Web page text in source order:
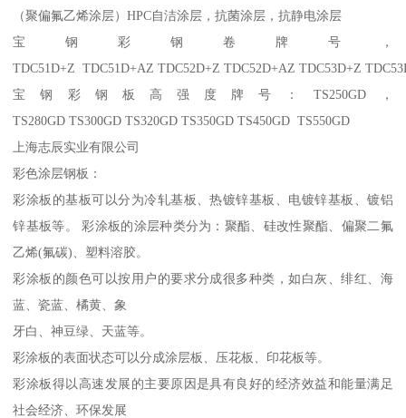
（聚偏氟乙烯涂层）HPC自洁涂层，抗菌涂层，抗静电涂层
宝钢彩钢卷牌号，
TDC51D+Z TDC51D+AZ TDC52D+Z TDC52D+AZ TDC53D+Z
宝钢彩钢板高强度牌号：TS250GD，
TS280GD TS300GD TS320GD TS350GD TS450GD TS550GD
上海志辰实业有限公司
彩色涂层钢板：
彩涂板的基板可以分为冷轧基板、热镀锌基板、电镀锌基板、镀铝
锌基板等。 彩涂板的涂层种类分为：聚酯、硅改性聚酯、偏聚二氟
乙烯(氟碳)、塑料溶胶。
彩涂板的颜色可以按用户的要求分成很多种类，如白灰、绯红、海
蓝、瓷蓝、橘黄、象
牙白、神豆绿、天蓝等。
彩涂板的表面状态可以分成涂层板、压花板、印花板等。
彩涂板得以高速发展的主要原因是具有良好的经济效益和能量满足
社会经济、环保发展